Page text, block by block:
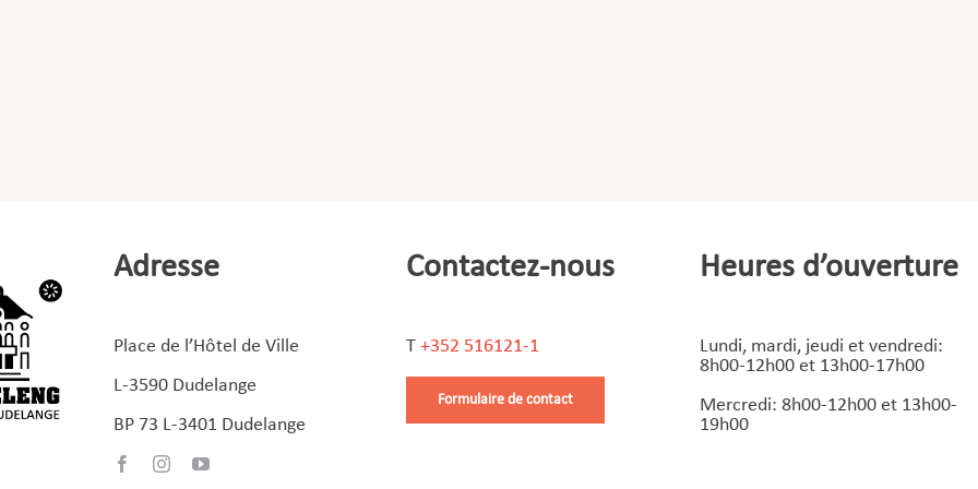
Adresse
Place de l’Hôtel de Ville
L-3590 Dudelange
BP 73 L-3401 Dudelange
Contactez-nous
T+352 516121-1
Formulaire de contact
Heures d’ouverture
Lundi, mardi, jeudi et vendredi:
8h00-12h00 et 13h00-17h00
Mercredi: 8h00-12h00 et 13h00-
19h00